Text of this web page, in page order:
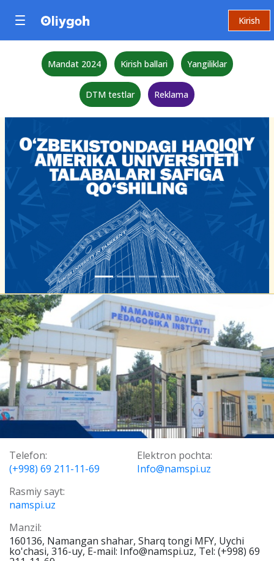
Kirish
Mandat 2024 Kirish ballari Yangiliklar
DTM testlar Reklama
Telefon:
(+998) 69 211-11-69
Elektron pochta:
Info@namspi.uz
Rasmiy sayt:
namspi.uz
Manzil:
160136, Namangan shahar, Sharq tongi MFY, Uychi
ko'chasi, 316-uy, E-mail: Info@namspi.uz, Tel: (+998) 69